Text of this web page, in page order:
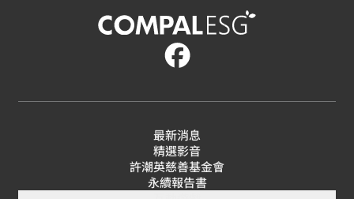
最新消息
精選影音
許潮英慈善基金會
永續報告書